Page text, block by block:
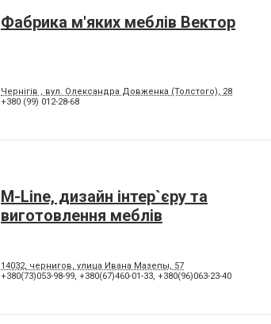
Фабрика м'яких меблів Вектор
Чернігів , вул. Олександра Довженка (Толстого), 28
+380 (99) 012-28-68
M-Line, дизайн інтер`єру та
виготовлення меблів
14032, чернигов, улица Ивана Мазепы, 57
+380(73)053-98-99, +380(67)460-01-33, +380(96)063-23-40